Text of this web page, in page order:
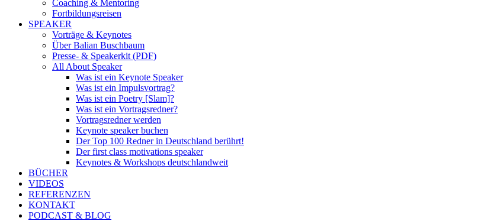
Coaching & Mentoring
Fortbildungsreisen
SPEAKER
Vorträge & Keynotes
Über Balian Buschbaum
Presse- & Speakerkit (PDF)
All About Speaker
Was ist ein Keynote Speaker
Was ist ein Impulsvortrag?
Was ist ein Poetry [Slam]?
Was ist ein Vortragsredner?
Vortragsredner werden
Keynote speaker buchen
Der Top 100 Redner in Deutschland berührt!
Der first class motivations speaker
Keynotes & Workshops deutschlandweit
BÜCHER
VIDEOS
REFERENZEN
KONTAKT
PODCAST & BLOG